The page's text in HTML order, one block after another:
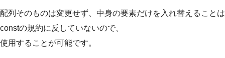
配列そのものは変更せず、中身の要素だけを入れ替えることは
constの規約に反していないので、
使用することが可能です。